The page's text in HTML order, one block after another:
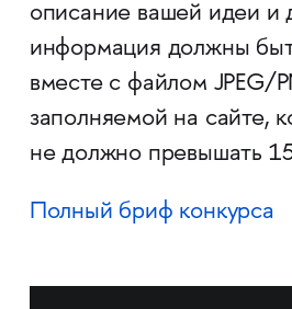
описание вашей идеи и
информация должны
вместе с файлом JPEG/
заполняемой на сайте,
не должно превышать
Полный бриф конкурса